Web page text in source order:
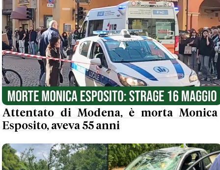
Attentato di Modena, è morta Monica
Esposito, aveva 55 anni